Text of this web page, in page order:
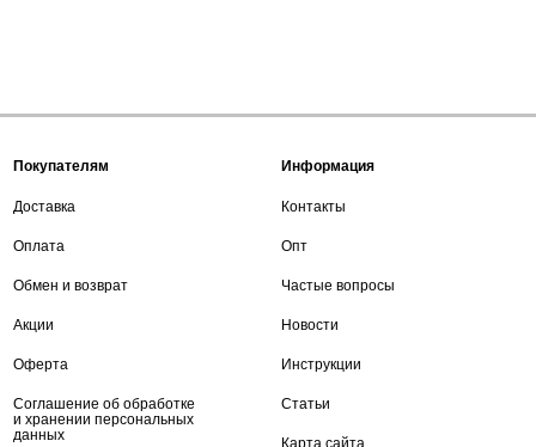
Покупателям
Доставка
Оплата
Обмен и возврат
Акции
Оферта
Соглашение об обработке
и хранении персональных
данных
Информация
Контакты
Опт
Частые вопросы
Новости
Инструкции
Статьи
Карта сайта